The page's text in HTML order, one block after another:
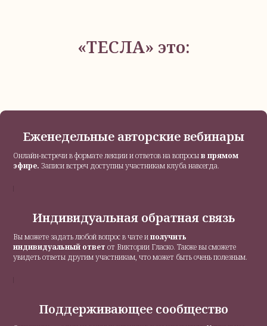
«ТЕСЛА» это:
Еженедельные авторские вебинары
Онлайн-встречи в формате лекции и ответов на вопросыв прямом
эфире. Записи встреч доступны участникам клуба навсегда.
Индивидуальная обратная связь
Вы можете задать любой вопрос в чате иполучить
индивидуальный ответ от Виктории Гласко. Также вы сможете
увидеть ответы другим участникам, что может быть очень полезным.
Поддерживающее сообщество